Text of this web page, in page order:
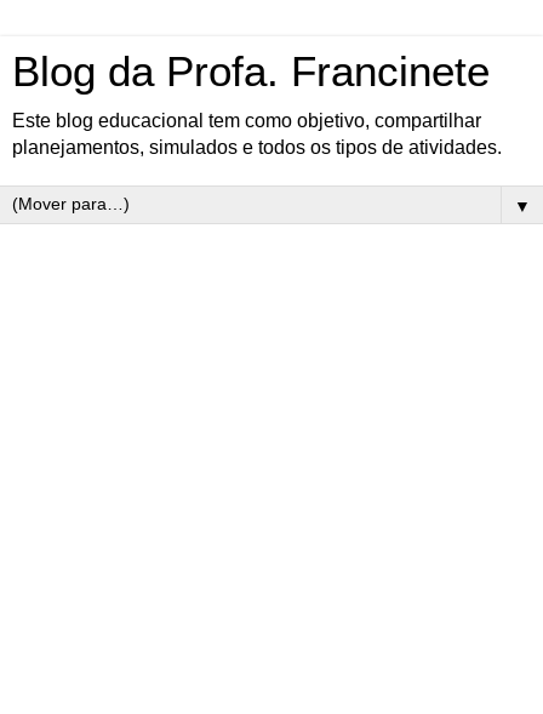
Blog da Profa. Francinete
Este blog educacional tem como objetivo, compartilhar
planejamentos, simulados e todos os tipos de atividades.
▼